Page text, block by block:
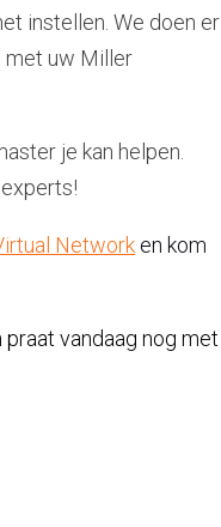
instellen. We doen er
met uw Miller
je kan helpen.
Network en kom
praat vandaag nog met